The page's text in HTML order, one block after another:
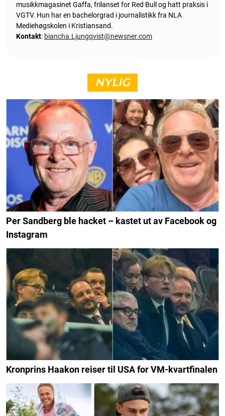
musikkmagasinet Gaffa, frilanset for Red Bull og hatt praksis i
VGTV. Hun har en bachelorgrad i journalistikk fra NLA
Mediehøgskolen i Kristiansand.
Kontakt: biancha.Ljungqvist@newsner.com
NYLIG
Per Sandberg ble hacket – kastet ut av Facebook og
Instagram
Kronprins Haakon reiser til USA for VM-kvartfinalen